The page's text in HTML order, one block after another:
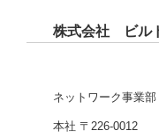
株式会社 ビル
ネットワーク事業部
本社 〒226-0012